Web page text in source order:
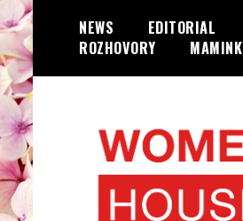
Skip
to
content
NEWS EDITORIAL
ROZHOVORY